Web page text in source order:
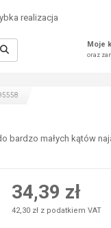
realizacja
Moje
oraz
bardzo małych kątów
34,39 zł
42,30 zł z podatkiem VAT